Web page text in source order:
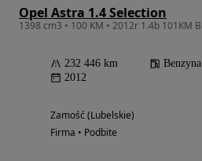
Opel Astra 1.4 Selection
232 446 km Benzyna
2012
Zamość (Lubelskie)
Firma • Podbite